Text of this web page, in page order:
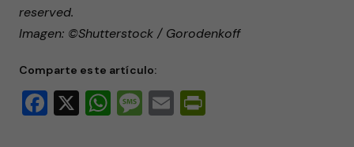
reserved.
Imagen: ©Shutterstock / Gorodenkoff
Comparte este artículo:
Facebook
X WhatsApp
Message
Email